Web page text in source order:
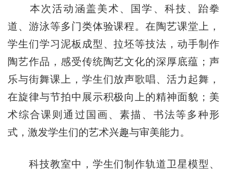
本次活动涵盖美术、国学、科技、跆拳
道、游泳等多门类体验课程。在陶艺课堂上，
学生们学习泥板成型、拉坯等技法，动手制作
陶艺作品，感受传统陶艺文化的深厚底蕴；声
乐与街舞课上，学生们放声歌唱、活力起舞，
在旋律与节拍中展示积极向上的精神面貌；美
术综合课则通过国画、素描、书法等多种形
式，激发学生们的艺术兴趣与审美能力。
科技教室中，学生们制作轨道卫星模型、